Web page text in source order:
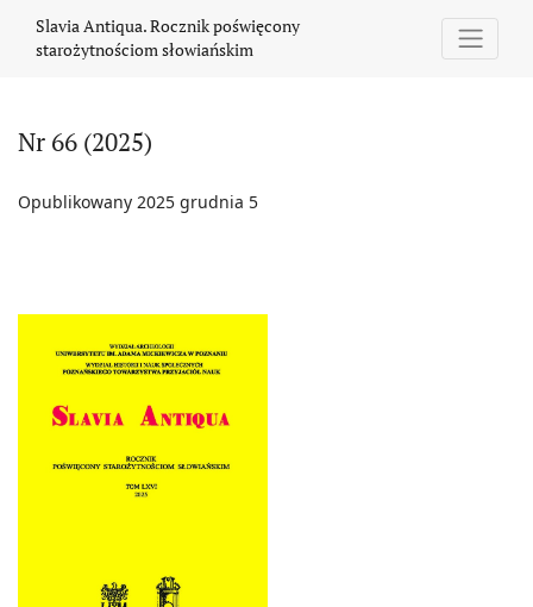
Slavia Antiqua. Rocznik poświęcony
starożytnościom słowiańskim
Nr 66 (2025)
Opublikowany 2025 grudnia 5